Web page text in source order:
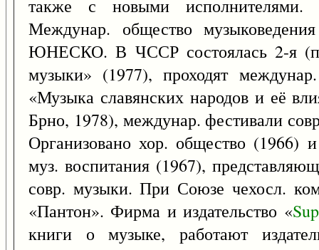
также с новыми исполнителями.
Междунар. общество
ЮНЕСКО. В ЧССР состоялась 2-я
музыки» (1977), проходят
«Музыка славянских народов и её
Брно, 1978), междунар. фестивали
Организовано хор. общество (1966)
муз. воспитания (1967),
совр. музыки. При Союзе чехосл.
«Пантон». Фирма и издательство «
книги о музыке, работают